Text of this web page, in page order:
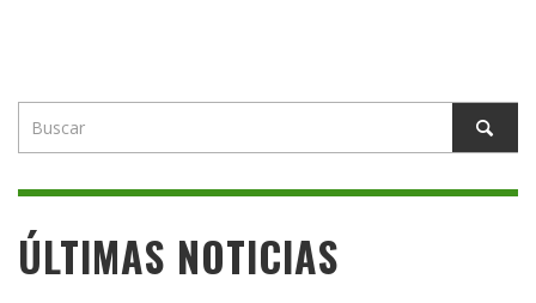
ÚLTIMAS NOTICIAS